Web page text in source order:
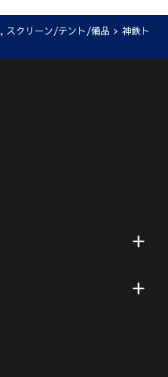
, スクリーン/テント/備品 > 神鉄ト